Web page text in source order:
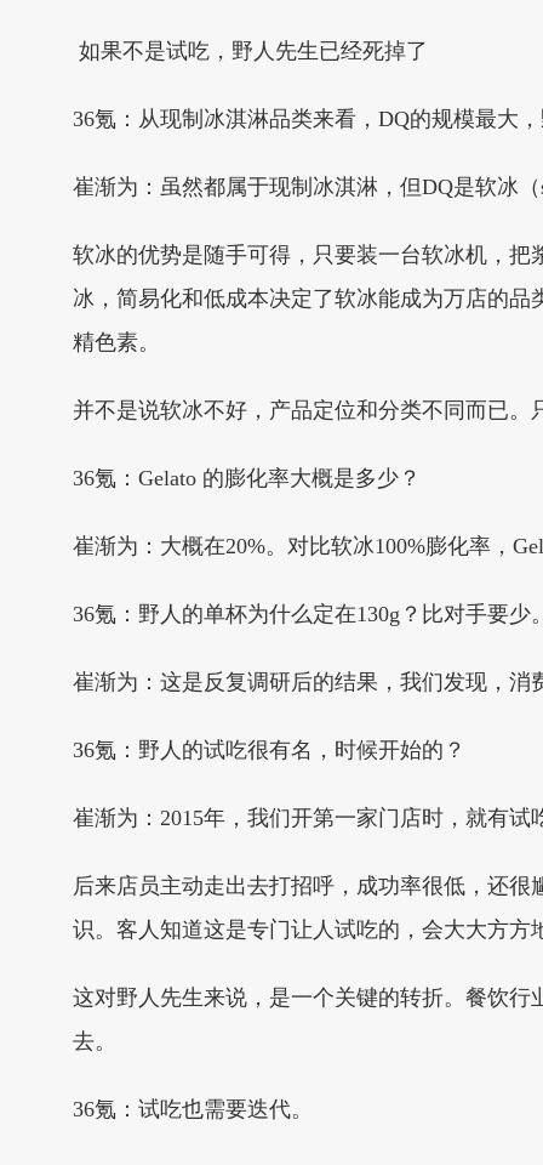
如果不是试吃，野人先生已经死掉了
36氪：从现制冰淇淋品类来看，DQ的规模最大
崔渐为：虽然都属于现制冰淇淋，但DQ是软冰
软冰的优势是随手可得，只要装一台软冰机，
冰，简易化和低成本决定了软冰能成为万店的
精色素。
并不是说软冰不好，产品定位和分类不同而已
36氪：Gelato 的膨化率大概是多少？
崔渐为：大概在20%。对比软冰100%膨化率，
36氪：野人的单杯为什么定在130g？比对手要少
崔渐为：这是反复调研后的结果，我们发现，消
36氪：野人的试吃很有名，时候开始的？
崔渐为：2015年，我们开第一家门店时，就有
后来店员主动走出去打招呼，成功率很低，还
识。客人知道这是专门让人试吃的，会大大方方
这对野人先生来说，是一个关键的转折。餐饮
去。
36氪：试吃也需要迭代。